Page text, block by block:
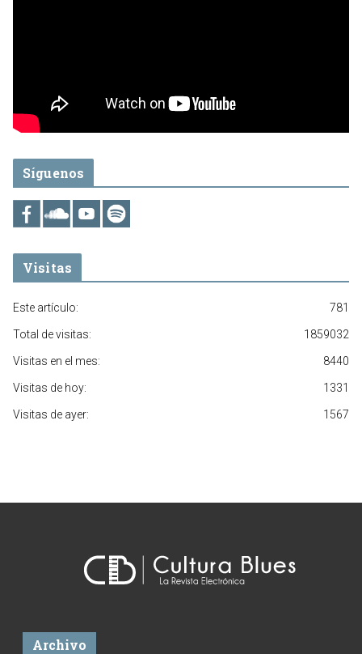
Síguenos
Visitas
781
Este artículo:
1859032
Total de visitas:
8440
Visitas en el mes:
1331
Visitas de hoy:
1567
Visitas de ayer:
Archivo